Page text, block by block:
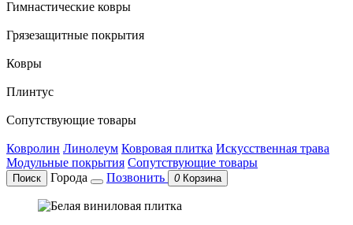
Гимнастические ковры
Грязезащитные покрытия
Ковры
Плинтус
Сопутствующие товары
Ковролин Линолеум Ковровая плитка Искусственная трава
Модульные покрытия Сопутствующие товары
Поиск Города Позвонить 0 Корзина